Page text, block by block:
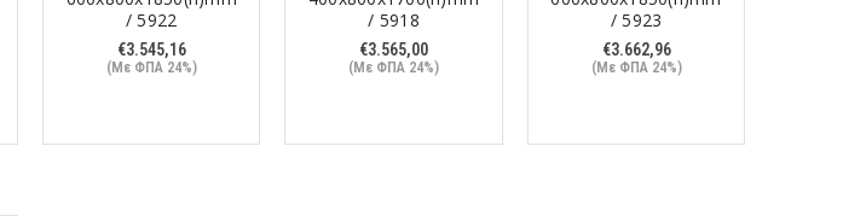
/ 5922
€3.545,16
(Με ΦΠΑ 24%)
/ 5918
€3.565,00
(Με ΦΠΑ 24%)
/ 5923
€3.662,96
(Με ΦΠΑ 24%)